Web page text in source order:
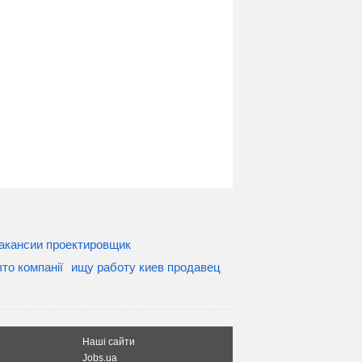
проектировщик
компанії
ищу работу киев продавец
Наші сайти
Jobs.ua